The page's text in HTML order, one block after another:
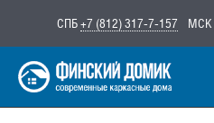
содержимому
СПБ+7 (812) 317-7-157 МСК